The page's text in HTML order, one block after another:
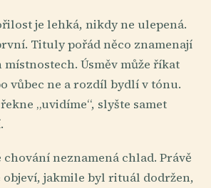
je lehká, nikdy ne ulepená.
Tituly pořád něco znamenají
Úsměv může říkat
vůbec ne a rozdíl bydlí v tónu.
„uvidíme“, slyšte samet
neznamená chlad. Právě
objeví, jakmile byl rituál dodržen,